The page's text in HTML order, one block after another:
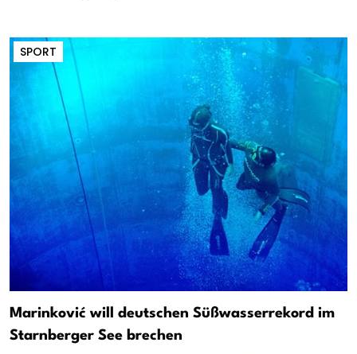
SPORT
Marinković will deutschen Süßwasserrekord im
Starnberger See brechen